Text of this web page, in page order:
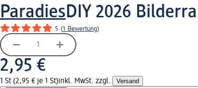
ParadiesDIY 2026
5 (1 Bewertung)
2,95 €
1 St (2,95 € je 1 St)inkl. MwSt. zzgl. Versand